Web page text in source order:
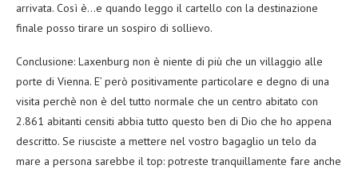
arrivata. Così è…e quando leggo il cartello con la destinazione
finale posso tirare un sospiro di sollievo.
Conclusione: Laxenburg non è niente di più che un villaggio alle
porte di Vienna. E’ però positivamente particolare e degno di una
visita perchè non è del tutto normale che un centro abitato con
2.861 abitanti censiti abbia tutto questo ben di Dio che ho appena
descritto. Se riusciste a mettere nel vostro bagaglio un telo da
mare a persona sarebbe il top: potreste tranquillamente fare anche